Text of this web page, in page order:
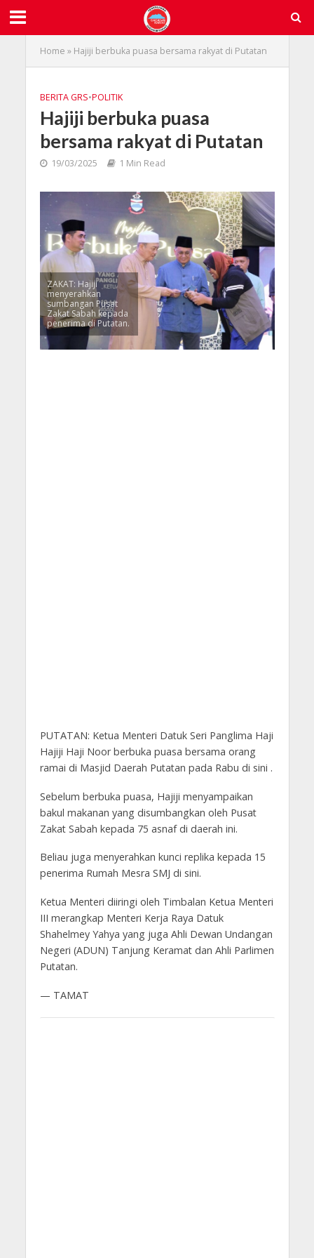
Home » Hajiji berbuka puasa bersama rakyat di Putatan
BERITA GRS•POLITIK
Hajiji berbuka puasa
bersama rakyat di Putatan
19/03/2025 1 Min Read
ZAKAT: Hajiji
menyerahkan
sumbangan Pusat
Zakat Sabah kepada
penerima di Putatan.
PUTATAN: Ketua Menteri Datuk Seri Panglima Haji
Hajiji Haji Noor berbuka puasa bersama orang
ramai di Masjid Daerah Putatan pada Rabu di sini .
Sebelum berbuka puasa, Hajiji menyampaikan
bakul makanan yang disumbangkan oleh Pusat
Zakat Sabah kepada 75 asnaf di daerah ini.
Beliau juga menyerahkan kunci replika kepada 15
penerima Rumah Mesra SMJ di sini.
Ketua Menteri diiringi oleh Timbalan Ketua Menteri
III merangkap Menteri Kerja Raya Datuk
Shahelmey Yahya yang juga Ahli Dewan Undangan
Negeri (ADUN) Tanjung Keramat dan Ahli Parlimen
Putatan.
— TAMAT